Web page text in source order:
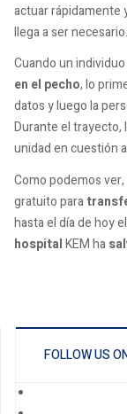
actuar rápidamente
llega a ser necesario.
Cuando un
en el pecho, lo
datos y luego la
Durante el trayecto,
unidad en cuestión
Como podemos
gratuito para
hasta el día de hoy el
hospitalKEM ha
FOLLOW US